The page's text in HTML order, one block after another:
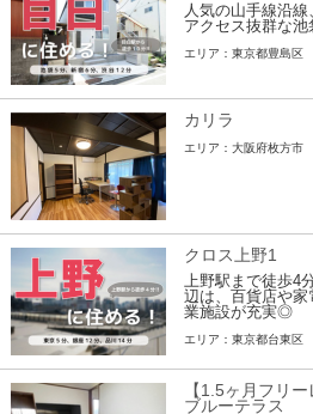
人気の山手線沿
アクセス抜群な池
エリア：東京都豊島区
カリラ
エリア：大阪府枚方市
クロス上野1
上野駅まで徒歩4
辺は、百貨店や
業施設が充実◎
エリア：東京都台東区
【1.5ヶ月フリ
ブルーテラス